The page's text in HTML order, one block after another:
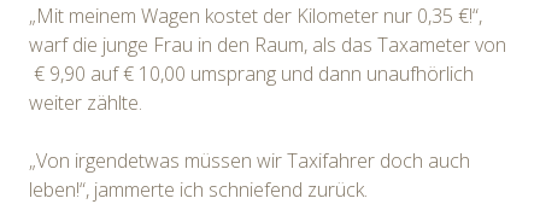
„Mit meinem Wagen kostet der Kilometer nur 0,35 €!“,
warf die junge Frau in den Raum, als das Taxameter von
€ 9,90 auf € 10,00 umsprang und dann unaufhörlich
weiter zählte.
„Von irgendetwas müssen wir Taxifahrer doch auch
leben!“, jammerte ich schniefend zurück.